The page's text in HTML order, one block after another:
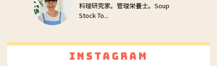
料理研究家。管理栄養士。Soup
Stock To...
Instagram